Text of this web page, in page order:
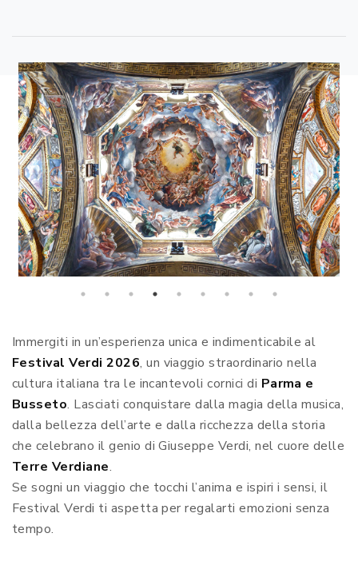
Immergiti in un’esperienza unica e indimenticabile al
Festival Verdi 2026, un viaggio straordinario nella
cultura italiana tra le incantevoli cornici di Parma e
Busseto. Lasciati conquistare dalla magia della musica,
dalla bellezza dell’arte e dalla ricchezza della storia
che celebrano il genio di Giuseppe Verdi, nel cuore delle
Terre Verdiane.
Se sogni un viaggio che tocchi l’anima e ispiri i sensi, il
Festival Verdi ti aspetta per regalarti emozioni senza
tempo.